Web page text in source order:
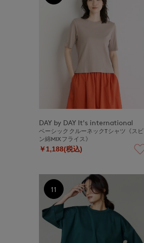
DAY by DAY It's international
ベーシッククルーネックTシャツ《スビ
ン綿MIXフライス》
￥1,188(税込)
11